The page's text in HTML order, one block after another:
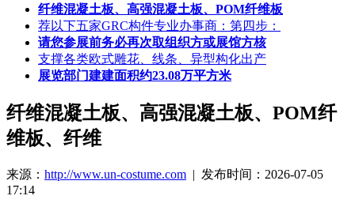
纤维混凝土板、高强混凝土板、POM纤维板
荐以下五家GRC构件专业办事商：第四步：
请您参展前务必再次取组织方或展馆方核
支撑各类欧式雕花、线条、异型构化出产
展览部门建建面积约23.08万平方米
纤维混凝土板、高强混凝土板、POM纤
维板、纤维
来源： http://www.un-costume.com | 发布时间：2026-07-05
17:14